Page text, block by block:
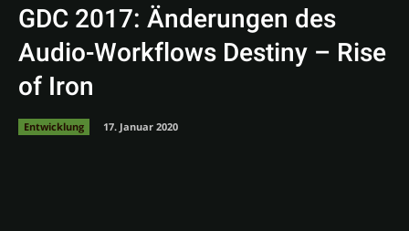
GDC 2017: Änderungen des
Audio-Workflows Destiny – Rise
of Iron
Entwicklung 17. Januar 2020